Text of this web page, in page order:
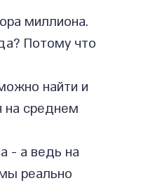
миллиона.
Потому что
найти и
на среднем
- а ведь на
реально